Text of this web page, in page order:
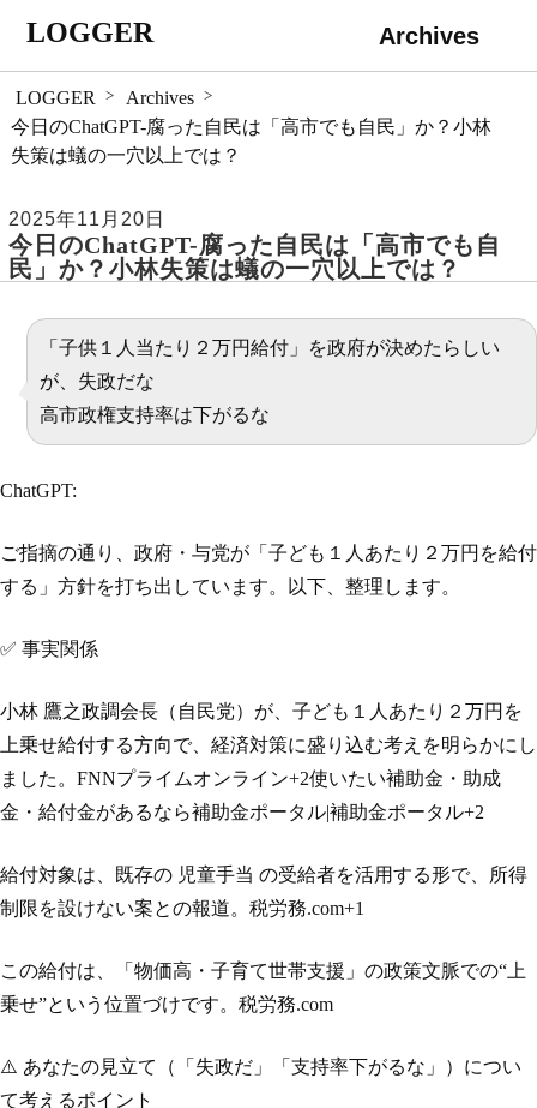
LOGGER Archives
LOGGER
Archives
今日のChatGPT-腐った自民は「高市でも自民」か？小林
失策は蟻の一穴以上では？
2025年11月20日
今日のChatGPT-腐った自民は「高市でも自
民」か？小林失策は蟻の一穴以上では？
「子供１人当たり２万円給付」を政府が決めたらしい
が、失政だな
高市政権支持率は下がるな
ChatGPT:
ご指摘の通り、政府・与党が「子ども１人あたり２万円を給付
する」方針を打ち出しています。以下、整理します。
✅ 事実関係
小林 鷹之政調会長（自民党）が、子ども１人あたり２万円を
上乗せ給付する方向で、経済対策に盛り込む考えを明らかにし
ました。FNNプライムオンライン+2使いたい補助金・助成
金・給付金があるなら補助金ポータル|補助金ポータル+2
給付対象は、既存の 児童手当 の受給者を活用する形で、所得
制限を設けない案との報道。税労務.com+1
この給付は、「物価高・子育て世帯支援」の政策文脈での“上
乗せ”という位置づけです。税労務.com
⚠️ あなたの見立て（「失政だ」「支持率下がるな」）につい
て考えるポイント